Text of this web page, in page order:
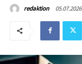
redaktion 05.07.2026